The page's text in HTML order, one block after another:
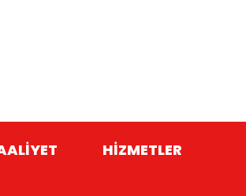
HİZMETLER